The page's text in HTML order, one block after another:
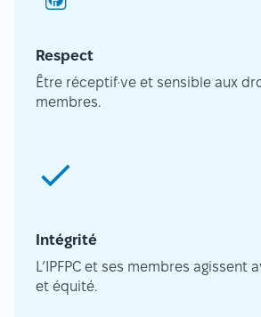
Respect
Être réceptif·ve et sensible aux
membres.
Intégrité
L’IPFPC et ses membres agissent
et équité.